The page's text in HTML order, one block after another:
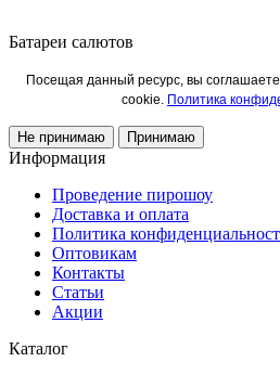
Батареи салютов
Посещая данный ресурс, вы
cookie. Политика
Не принимаю Принимаю
Информация
Проведение пирошоу
Доставка и оплата
Политика
Оптовикам
Контакты
Статьи
Акции
Каталог